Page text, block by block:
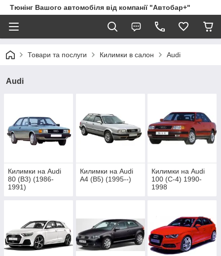
Тюнінг Вашого автомобіля від компанії "Автобар+"
Товари та послуги Килимки в салон Audi
Audi
Килимки на Audi
80 (B3) (1986-
1991)
Килимки на Audi
A4 (B5) (1995--)
Килимки на Audi
100 (C-4) 1990-
1998